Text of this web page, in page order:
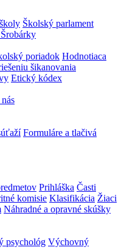
Školský parlament
poriadok Hodnotiaca
šikanovania
Etický kódex
Formuláre a tlačivá
Prihláška Časti
komisie Klasifikácia Žiaci
Náhradné a opravné skúšky
psychológ Výchovný